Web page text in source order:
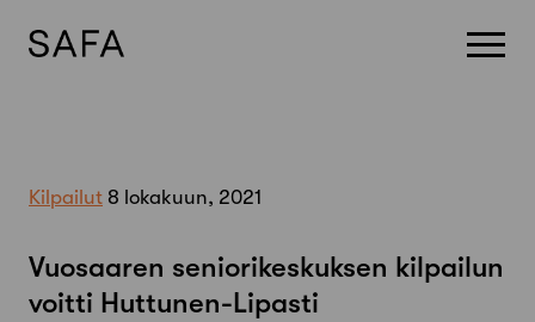
Kilpailut 8 lokakuun, 2021
Vuosaaren seniorikeskuksen kilpailun
voitti Huttunen-Lipasti